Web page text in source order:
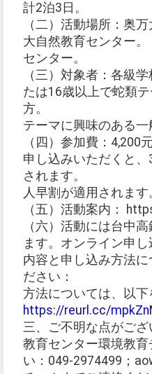
計2泊3日。
（二）活動場所：奥
大自然教育センター。
センター。
（三）対象者：各級
たは16歳以上で蛇類
方。
テーマに興味のある一
（四）参加費：4,200
申し込みいただくと
されます。
人早割が適用されます
（五）活動案内：
（六）活動には台中
ます。オンライン申
内容と申し込み方法
ださい：
方法については、以下
https://reurl.cc/
三、ご不明な点がご
教育センター環境教
い：049-2974499；